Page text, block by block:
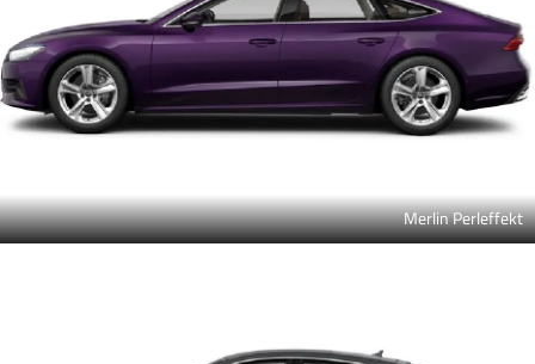
Merlin Perleffekt